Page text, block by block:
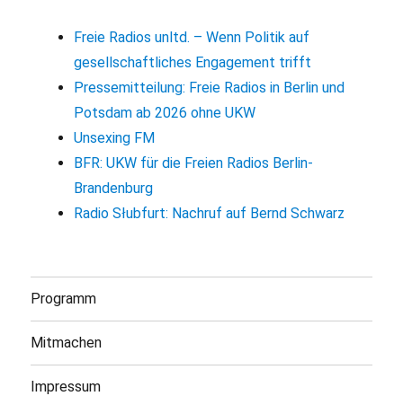
Freie Radios unltd. – Wenn Politik auf
gesellschaftliches Engagement trifft
Pressemitteilung: Freie Radios in Berlin und
Potsdam ab 2026 ohne UKW
Unsexing FM
BFR: UKW für die Freien Radios Berlin-
Brandenburg
Radio Słubfurt: Nachruf auf Bernd Schwarz
Programm
Mitmachen
Impressum